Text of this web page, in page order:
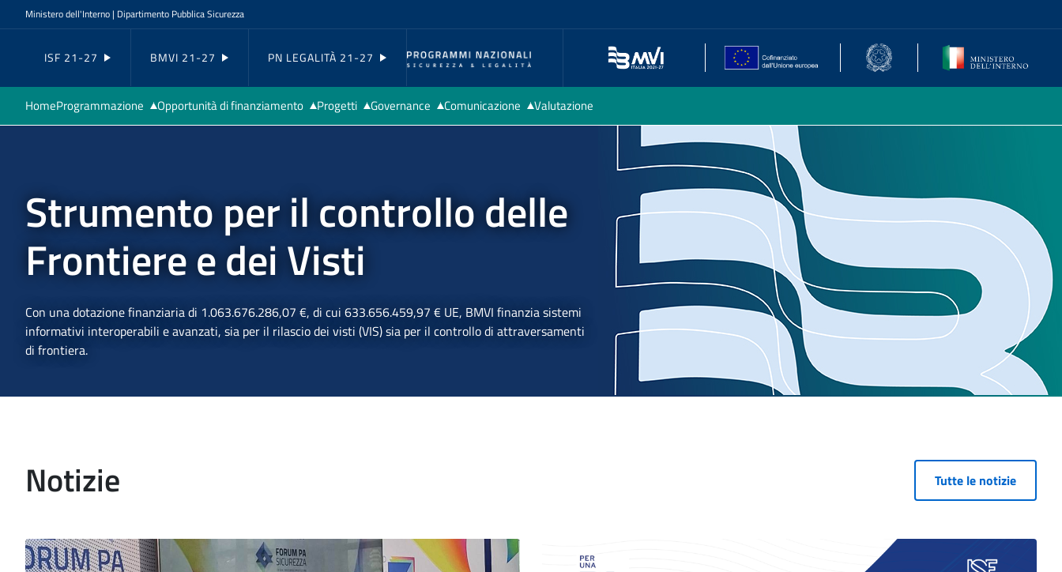
Salta al contenuto principale
Navigazione principale
Ministero dell'Interno | Dipartimento Pubblica Sicurezza
ISF 21-27 BMVI 21-27 PN LEGALITÀ 21-27
HomeProgrammazione
Controllo
Stato di attuazione
SGSL
I beneficiari
Opportunità di finanziamento Progetti Governance
Organigramma
Punto di contatto
Comunicazione
Identità visiva
Video e multimedia
Valutazione
Strumento per il controllo delle
Frontiere e dei Visti
Con una dotazione finanziaria di 1.063.676.286,07 €, di cui 633.656.459,97 € UE, BMVI finanzia sistemi
informativi interoperabili e avanzati, sia per il rilascio dei visti (VIS) sia per il controllo di attraversamenti
di frontiera.
Notizie Tutte le notizie